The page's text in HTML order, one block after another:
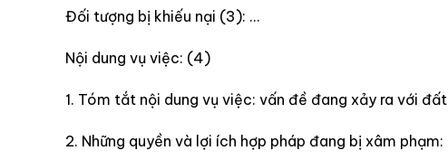
Đối tượng bị khiếu nại (3): …
Nội dung vụ việc: (4)
1. Tóm tắt nội dung vụ việc: vấn đề đang xảy ra với
2. Những quyền và lợi ích hợp pháp đang bị xâm